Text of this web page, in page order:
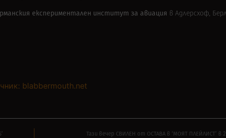
експериментален институт за авиация в Адлерсхоф,
blabbermouth.net
Тази вечер СВИЛЕН от ОСТАВА в ‘МОЯТ ПЛЕЙЛИСТ’ в